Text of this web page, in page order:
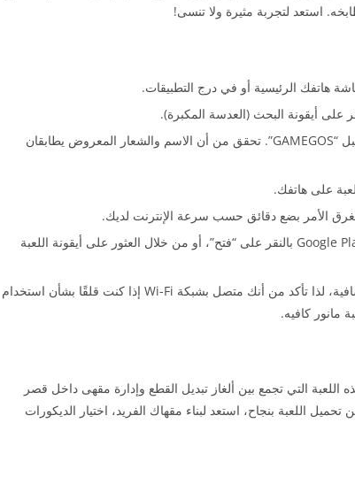
استعد لتجربة مثيرة ولا تنسى!
أيقونة البحث (العدسة المكبرة).
المُطورة من قبل “GAMEGOS”. تحقق من أن الاسم والشعار المعروض يطابقان
على هاتفك.
الأمر بضع دقائق حسب سرعة الإنترنت لديك.
بعد اكتمال التثبيت، يمكنك إما فتح اللعبة مباشرة من Google Play بالنقر على “فتح”، أو من خلال العثور على أيقونة اللعبة
عند فتح اللعبة لأول مرة، قد تحتاج إلى تحميل بيانات إضافية، لذا تأكد من أنك متصل بشبكة Wi-Fi إذا كنت قلقًا بشأن استخدام
مانور كافيه.
التي تجمع بين ألغاز تبديل القطع وإدارة مقهى داخل قصر
اللعبة بنجاح، استعد لبناء مقهاك الفريد، اختيار الديكورات